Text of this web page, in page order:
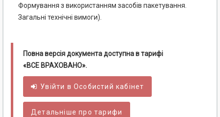
Формування з використанням засобів пакетування.
Загальні технічні вимоги).
Повна версія документа доступна в тарифі
«ВСЕ ВРАХОВАНО».
Увійти вОсобистий кабінет
Детальніше про тарифи